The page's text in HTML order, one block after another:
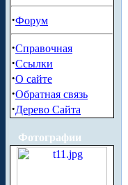
·Форум
·Справочная
·Ссылки
·О сайте
·Обратная связь
·Дерево Сайта
Фотографии